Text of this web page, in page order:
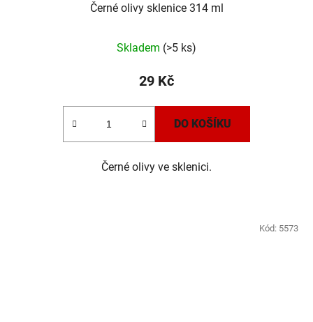
Černé olivy sklenice 314 ml
Skladem (>5 ks)
29 Kč
DO KOŠÍKU
Černé olivy ve sklenici.
Kód: 5573